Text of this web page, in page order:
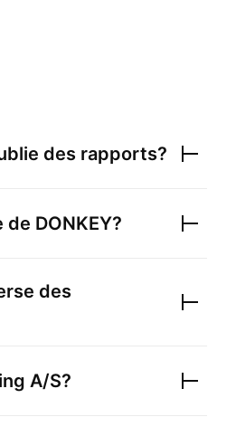
des rapports?
de DONKEY?
des
A/S?